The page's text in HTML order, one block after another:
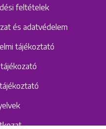
feltételek
és adatvédelem
tájékoztató